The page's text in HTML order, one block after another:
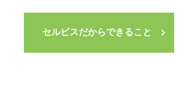
セルビスだからできること